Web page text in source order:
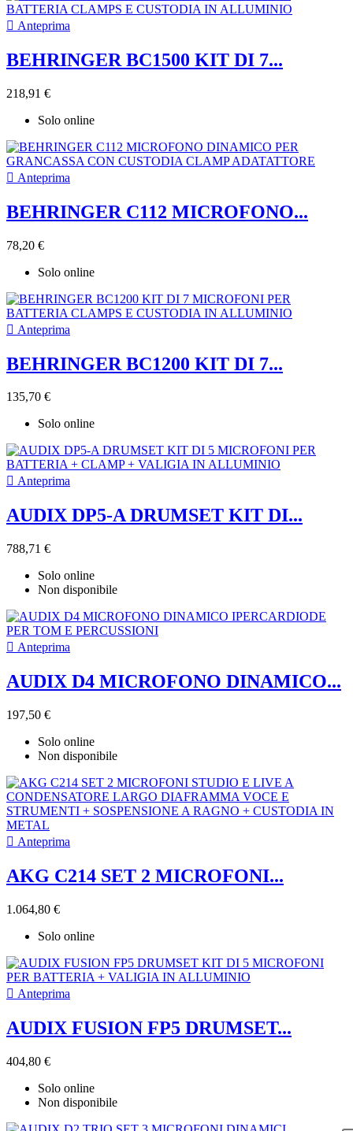
 Anteprima
BEHRINGER BC1500 KIT DI 7...
218,91 €
Solo online
 Anteprima
BEHRINGER C112 MICROFONO...
78,20 €
Solo online
 Anteprima
BEHRINGER BC1200 KIT DI 7...
135,70 €
Solo online
 Anteprima
AUDIX DP5-A DRUMSET KIT DI...
788,71 €
Solo online
Non disponibile
 Anteprima
AUDIX D4 MICROFONO DINAMICO...
197,50 €
Solo online
Non disponibile
 Anteprima
AKG C214 SET 2 MICROFONI...
1.064,80 €
Solo online
 Anteprima
AUDIX FUSION FP5 DRUMSET...
404,80 €
Solo online
Non disponibile